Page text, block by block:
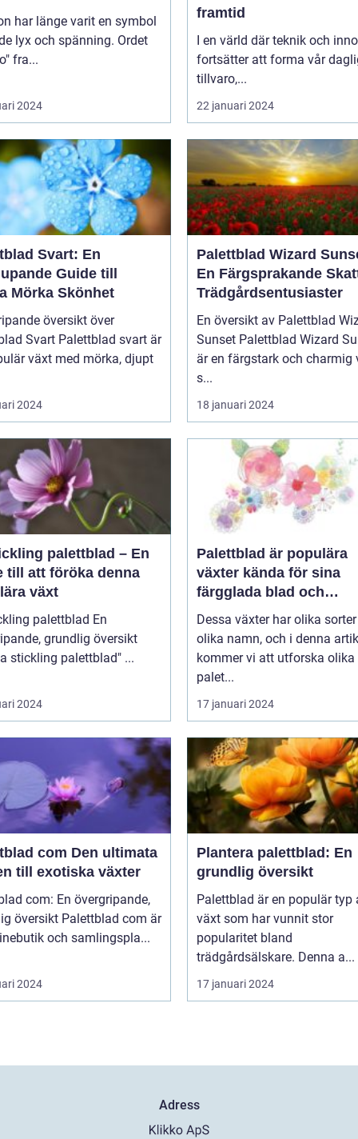
har länge varit en symbol
lyx och spänning. Ordet
fra...
2024
framtid
I en värld där teknik och
fortsätter att forma vår
tillvaro,...
22 januari 2024
Svart: En
Guide till
Mörka Skönhet
översikt över
Svart Palettblad svart är
växt med mörka, djupt
2024
Palettblad Wizard
En Färgsprakande
Trädgårdsentusiaster
En översikt av Palettblad
Sunset Palettblad Wizard Sunset
är en färgstark och charmig
s...
18 januari 2024
palettblad – En
till att föröka denna
växt
palettblad En
grundlig översikt
över "ta stickling palettblad" ...
2024
Palettblad är populära
växter kända för sina
färgglada blad och
dekorativa utseende
Dessa växter har olika
olika namn, och i denna
kommer vi att utforska olika
palet...
17 januari 2024
Den ultimata
till exotiska växter
com: En övergripande,
Palettblad com är
och samlingspla...
2024
Plantera palettblad: En
grundlig översikt
Palettblad är en populär typ
växt som har vunnit stor
popularitet bland
trädgårdsälskare. Denna a...
17 januari 2024
Adress